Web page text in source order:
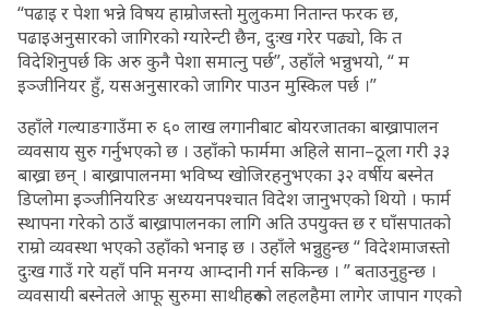
“पढाइ र पेशा भन्ने विषय हाम्रोजस्तो मुलुकमा नितान्त फरक छ,
पढाइअनुसारको जागिरको ग्यारेन्टी छैन, दुःख गरेर पढ्यो, कि त
विदेशिनुपर्छ कि अरु कुनै पेशा समात्नु पर्छ”, उहाँले भन्नुभयो, “ म
इञ्जीनियर हुँ, यसअनुसारको जागिर पाउन मुस्किल पर्छ ।”
उहाँले गल्याङगाउँमा रु ६० लाख लगानीबाट बोयरजातका बाख्रापालन
व्यवसाय सुरु गर्नुभएको छ । उहाँको फार्ममा अहिले साना–ठूला गरी ३३
बाख्रा छन् । बाख्रापालनमा भविष्य खोजिरहनुभएका ३२ वर्षीय बस्नेत
डिप्लोमा इञ्जीनियरिङ अध्ययनपश्चात विदेश जानुभएको थियो । फार्म
स्थापना गरेको ठाउँ बाख्रापालनका लागि अति उपयुक्त छ र घाँसपातको
राम्रो व्यवस्था भएको उहाँको भनाइ छ । उहाँले भन्नुहुन्छ “ विदेशमाजस्तो
दुःख गाउँ गरे यहाँ पनि मनग्य आम्दानी गर्न सकिन्छ । ” बताउनुहुन्छ ।
व्यवसायी बस्नेतले आफू सुरुमा साथीहरूको लहलहैमा लागेर जापान गएको